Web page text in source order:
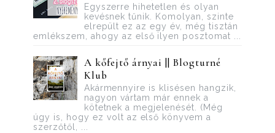
Egyszerre hihetetlen és olyan
kevésnek tűnik. Komolyan, szinte
elrepült ez az egy év, még tisztán
emlékszem, ahogy az első ilyen posztomat ...
A kőfejtő árnyai || Blogturné
Klub
Akármennyire is klisésen hangzik,
nagyon vártam már ennek a
kötetnek a megjelenését. (Még
úgy is, hogy ez volt az első könyvem a
szerzőtől, ...